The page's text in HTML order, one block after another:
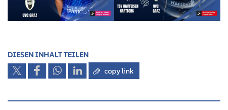
DIESEN INHALT TEILEN
copy link